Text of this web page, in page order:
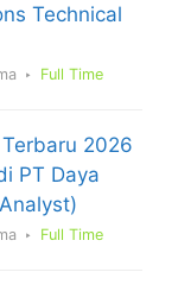
Technical
Full Time
2026
PT Daya
Full Time